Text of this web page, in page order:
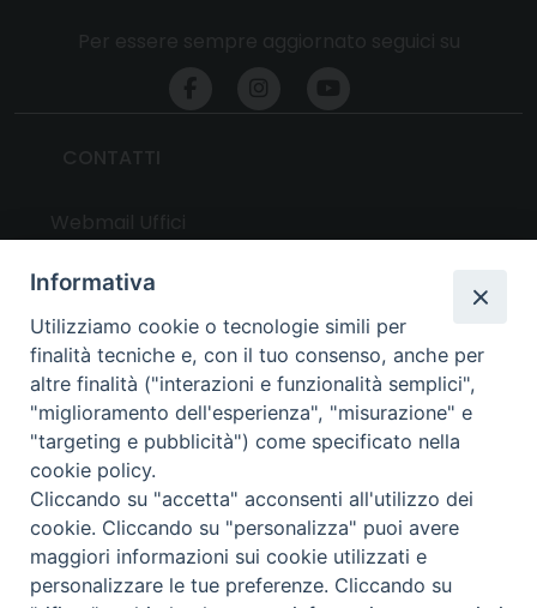
UTILITY
News
Altri articoli
Notizie nazionali
Download
Amministrazione Trasparente
Informativa
Utilizziamo cookie o tecnologie simili per
finalità tecniche e, con il tuo consenso, anche per
altre finalità ("interazioni e funzionalità semplici",
"miglioramento dell'esperienza", "misurazione" e
"targeting e pubblicità") come specificato nella
cookie policy.
Cliccando su "accetta" acconsenti all'utilizzo dei
cookie. Cliccando su "personalizza" puoi avere
maggiori informazioni sui cookie utilizzati e
personalizzare le tue preferenze. Cliccando su